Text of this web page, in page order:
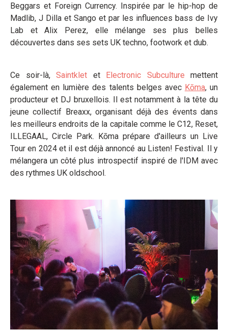
Beggars et Foreign Currency. Inspirée par le hip-hop de
Madlib, J Dilla et Sango et par les influences bass de Ivy
Lab et Alix Perez, elle mélange ses plus belles
découvertes dans ses sets UK techno, footwork et dub.
Ce soir-là, Saintklet et Electronic Subculture mettent
également en lumière des talents belges avec Kōma, un
producteur et DJ bruxellois. Il est notamment à la tête du
jeune collectif Breaxx, organisant déjà des évents dans
les meilleurs endroits de la capitale comme le C12, Reset,
ILLEGAAL, Circle Park. Kōma prépare d'ailleurs un Live
Tour en 2024 et il est déjà annoncé au Listen! Festival. Il y
mélangera un côté plus introspectif inspiré de l'IDM avec
des rythmes UK oldschool.